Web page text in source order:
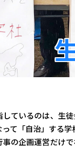
しているのは、生
て「自治」する学
事の企画運営だけ